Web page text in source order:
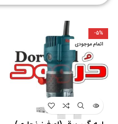
-5%
اتمام موجودی